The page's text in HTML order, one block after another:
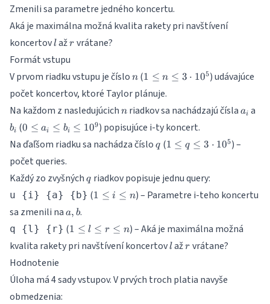
Zmenili sa parametre jedného koncertu.
Aká je maximálna možná kvalita rakety pri navštívení
koncertov l
l ažr
r vrátane?
Formát vstupu
V prvom riadku vstupu je číslo n
n (1
\leq
n
\leq
3
\cdot
10^5
1 ≤ n ≤ 3 ⋅ 105) udávajúce
počet koncertov, ktoré Taylor plánuje.
Na každom z nasledujúcich n
n riadkov sa nachádzajú čísla a_i
ai a
bi (0
\leq
a_i
\leq
b_i
\leq
10^9
0 ≤ ai ≤ bi ≤ 109) popisujúce i-ty koncert.
Na ďaľšom riadku sa nachádza číslo q
q (1
\leq
3
1 ≤ q ≤ 3 ⋅ 105) –
počet queries.
Každý zo zvyšných q
q riadkov popisuje jednu query:
u {i} {a} {b} (1
\leq
n
1 ≤ i ≤ n) – Parametre i-teho koncertu
sa zmenili na a,b
a, b.
q {l} {r} (1
l
r
\leq
1 ≤ l ≤ r ≤ n) – Aká je maximálna možná
kvalita rakety pri navštívení koncertov l
l ažr
r vrátane?
Hodnotenie
Úloha má 4 sady vstupov. V prvých troch platia navyše
obmedzenia: